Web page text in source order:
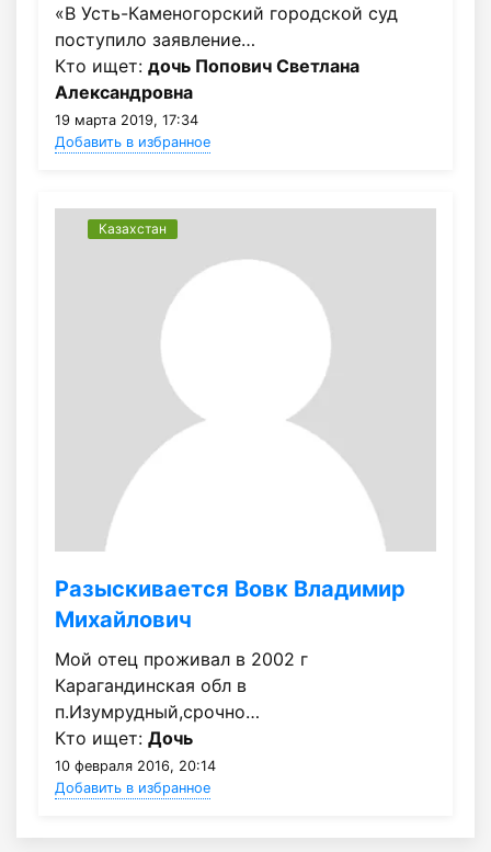
«В Усть-Каменогорский городской суд
поступило заявление…
Кто ищет: дочь Попович Светлана
Александровна
19 марта 2019, 17:34
Добавить в избранное
Казахстан
Разыскивается Вовк Владимир
Михайлович
Мой отец проживал в 2002 г
Карагандинская обл в
п.Изумрудный,срочно…
Кто ищет: Дочь
10 февраля 2016, 20:14
Добавить в избранное